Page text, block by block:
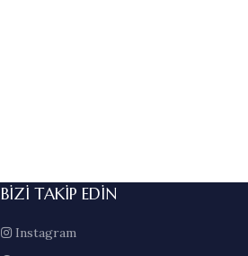
BIZI TAKIP EDIN
Instagram